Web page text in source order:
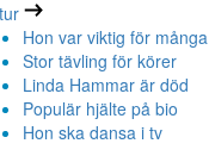
Hon var viktig för många
Stor tävling för körer
Linda Hammar är död
Populär hjälte på bio
Hon ska dansa i tv